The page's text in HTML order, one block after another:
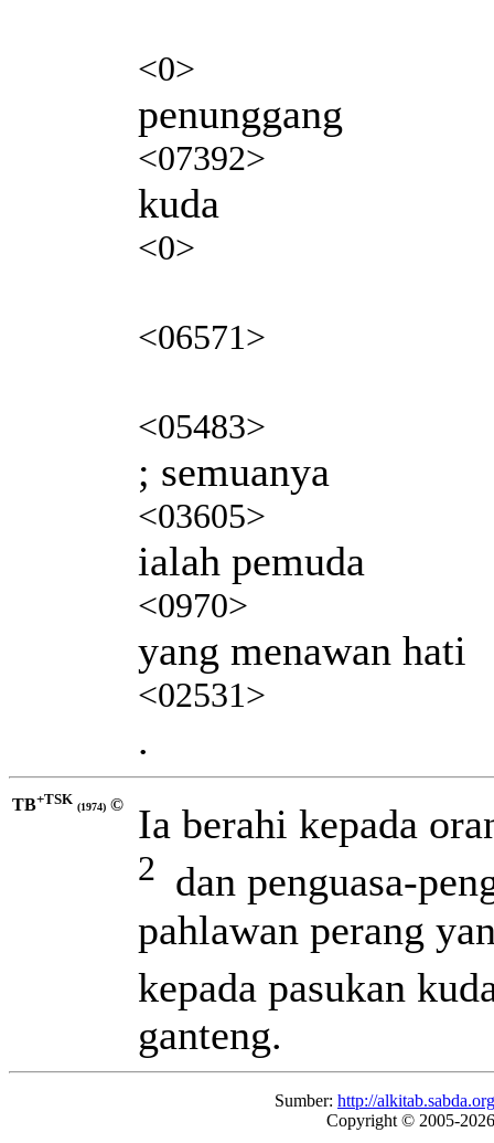
<0>
penunggang
<07392>
kuda
<0>
<06571>
<05483>
; semuanya
<03605>
ialah pemuda
<0970>
yang menawan hati
<02531>
.
TB+TSK (1974) © Ia berahi kepada
2 dan penguasa-
pahlawan perang
kepada pasukan
ganteng.
Sumber: http://
Copyright © 2005-